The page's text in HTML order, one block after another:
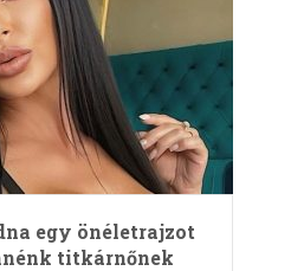
egy önéletrajzot
titkárnőnek